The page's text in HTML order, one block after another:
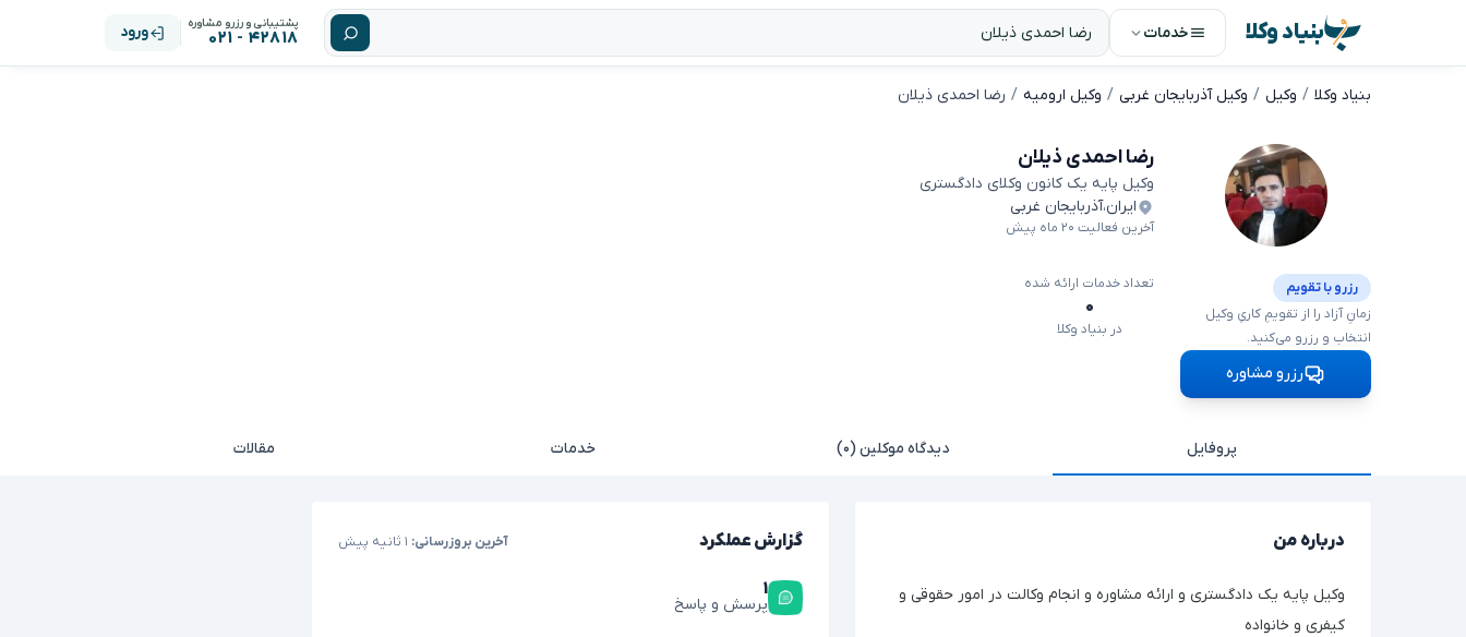
بنیاد وکلا خدمات پشتیبانی و رزرو مشاوره
۴۲۸۱۸ - ۰۲۱ ورود
بنیاد وکلا وکیل وکیل آذربایجان غربی وکیل ارومیه رضا احمدی ذیلان
رضا احمدی ذیلان
وکیل پایه یک کانون وکلای دادگستری
ایران،آذربایجان غربی
آخرین فعالیت ۲۰ ماه پیش
تعداد خدمات ارائه شده
۰
در بنیاد وکلا
رزرو با تقویم
زمانِ آزاد را از تقویمِ کاریِ وکیل
انتخاب و رزرو می‌کنید.
رزرو مشاوره
پروفایل دیدگاه موکلین (۰) خدمات مقالات
درباره من
وکیل پایه یک دادگستری و ارائه مشاوره و انجام وکالت در امور حقوقی و
کیفری و خانواده
گزارش عملکرد آخرین بروزرسانی:
۱
پرسش و پاسخ